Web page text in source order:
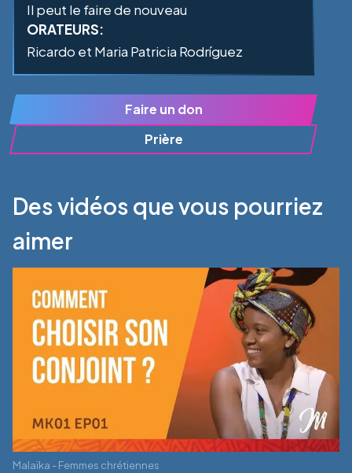
Il peut le faire de nouveau
ORATEURS:
Ricardo et Maria Patricia Rodríguez
Faire un don
Prière
Des vidéos que vous pourriez
aimer
Malaïka - Femmes chrétiennes